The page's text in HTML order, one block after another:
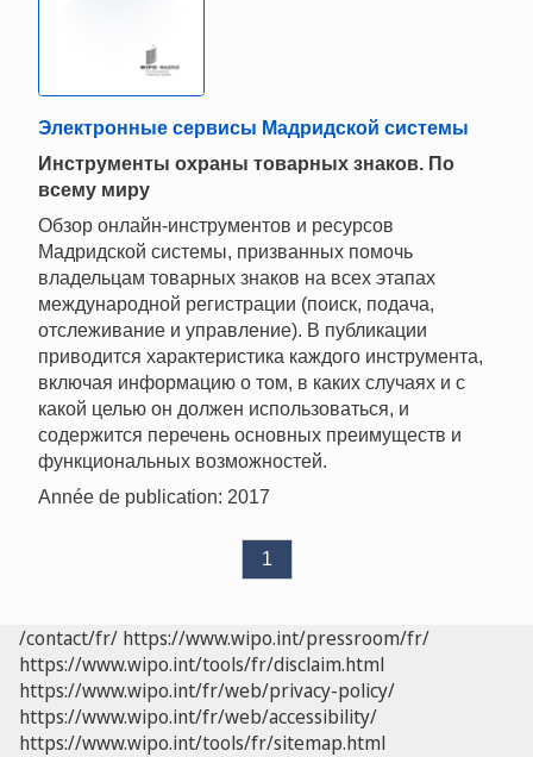
Электронные сервисы Мадридской системы
Инструменты охраны товарных знаков. По
всему миру
Обзор онлайн-инструментов и ресурсов
Мадридской системы, призванных помочь
владельцам товарных знаков на всех этапах
международной регистрации (поиск, подача,
отслеживание и управление). В публикации
приводится характеристика каждого инструмента,
включая информацию о том, в каких случаях и с
какой целью он должен использоваться, и
содержится перечень основных преимуществ и
функциональных возможностей.
Année de publication: 2017
1
/contact/fr/ https://www.wipo.int/pressroom/fr/
https://www.wipo.int/tools/fr/disclaim.html
https://www.wipo.int/fr/web/privacy-policy/
https://www.wipo.int/fr/web/accessibility/
https://www.wipo.int/tools/fr/sitemap.html